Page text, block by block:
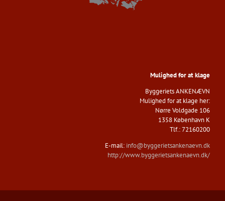
Mulighed for at klage
Byggeriets ANKENÆVN​
Mulighed for at klage her:
Nørre Voldgade 106
1358 København K
​Tlf.: 72160200
E-mail: info@byggerietsankenaevn.dk
http://www.byggerietsankenaevn.dk/